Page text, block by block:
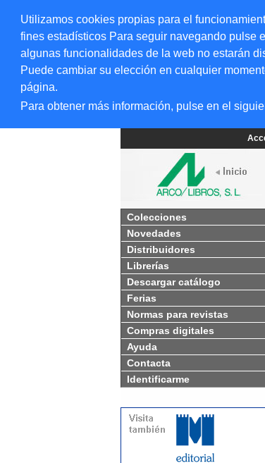
Utilizamos cookies propias para el
fines estadísticos Para seguir navegando pulse
algunas funcionalidades de la web no estarán
Puede cambiar su elección en cualquier
página.
Para obtener más información, pulse en el
Colecciones
Novedades
Distribuidores
Librerías
Descargar catálogo
Ferias
Normas para revistas
Compras digitales
Ayuda
Contacta
Identificarme